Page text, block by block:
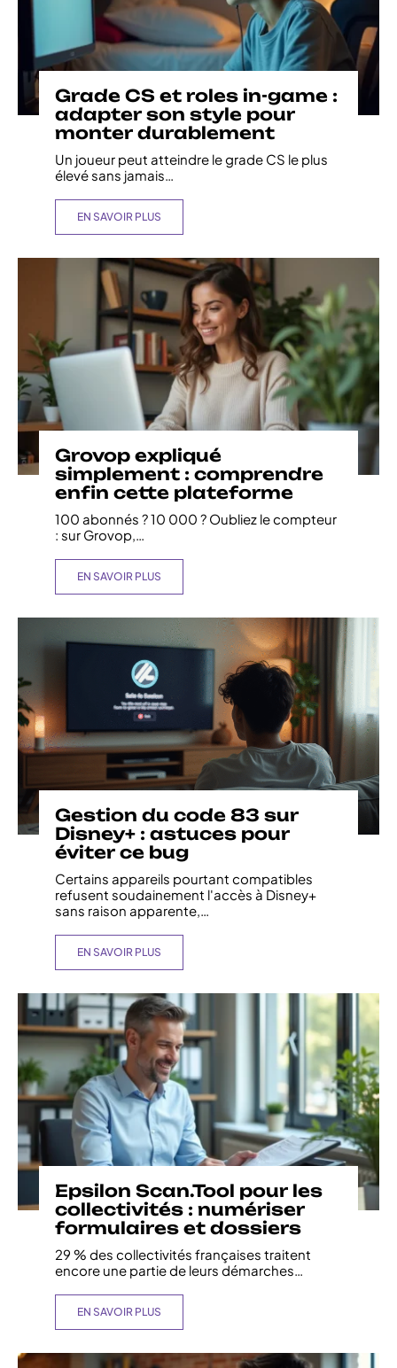
Grade CS et roles in-game :
adapter son style pour
monter durablement
Un joueur peut atteindre le grade CS le plus
élevé sans jamais…
EN SAVOIR PLUS
Grovop expliqué
simplement : comprendre
enfin cette plateforme
100 abonnés ? 10 000 ? Oubliez le compteur
: sur Grovop,…
EN SAVOIR PLUS
Gestion du code 83 sur
Disney+ : astuces pour
éviter ce bug
Certains appareils pourtant compatibles
refusent soudainement l'accès à Disney+
sans raison apparente,
EN SAVOIR PLUS
Epsilon Scan.Tool pour les
collectivités : numériser
formulaires et dossiers
29 % des collectivités françaises traitent
encore une partie de leurs démarches
EN SAVOIR PLUS